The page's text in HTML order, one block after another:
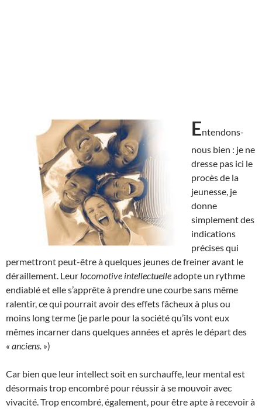
Entendons-
nous bien : je ne
dresse pas ici le
procès de la
jeunesse, je
donne
simplement des
indications
précises qui
permettront peut-être à quelques jeunes de freiner avant le
déraillement. Leur locomotive intellectuelleadopte un rythme
endiablé et elle s’apprête à prendre une courbe sans même
ralentir, ce qui pourrait avoir des effets fâcheux à plus ou
moins long terme (je parle pour la société qu’ils vont eux
mêmes incarner dans quelques années et après le départ des
« anciens. »)
Car bien que leur intellect soit en surchauffe, leur mental est
désormais trop encombré pour réussir à se mouvoir avec
vivacité. Trop encombré, également, pour être apte à recevoir à